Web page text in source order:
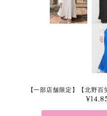
【一部店舗限定】【北野
¥